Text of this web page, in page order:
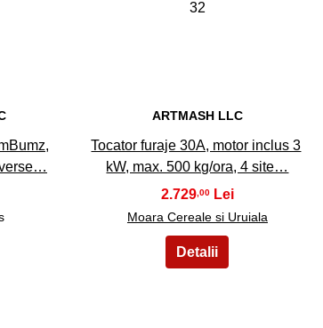
32
ARTMASH LLC
Tocator furaje 30A, motor inclus 3
kW, max. 500 kg/ora, 4 site…
2.729,00
Moara Cereale si Uruiala